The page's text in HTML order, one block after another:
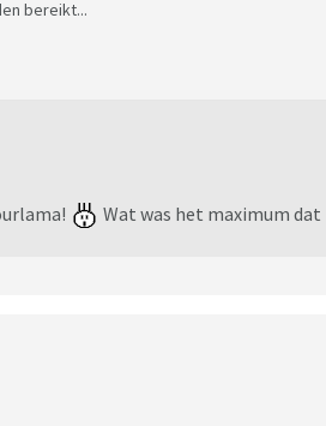
bereikt...
Wat was het maximum dat